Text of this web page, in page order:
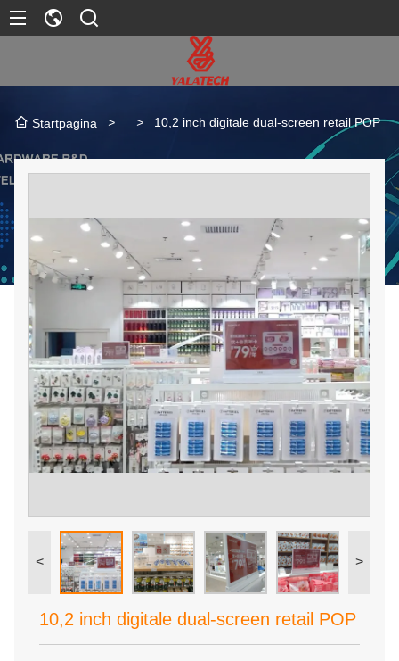
Startpagina > > 10,2 inch digitale dual-screen retail POP
< >
10,2 inch digitale dual-screen retail POP